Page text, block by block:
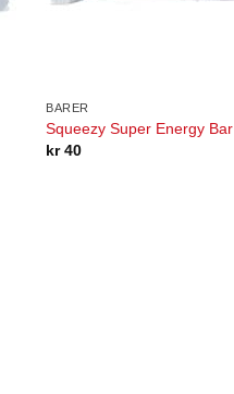
BARER
Squeezy Super Energy Bar
kr40